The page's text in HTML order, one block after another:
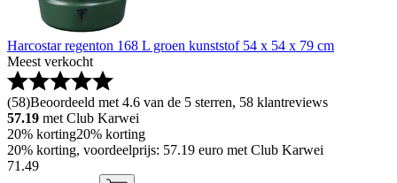
Harcostar regenton 168 L groen kunststof 54 x 54 x 79 cm
Meest verkocht
(58)Beoordeeld met 4.6 van de 5 sterren, 58 klantreviews
57.19 met Club Karwei
20% korting20% korting
20% korting, voordeelprijs: 57.19 euro met Club Karwei
71 .49